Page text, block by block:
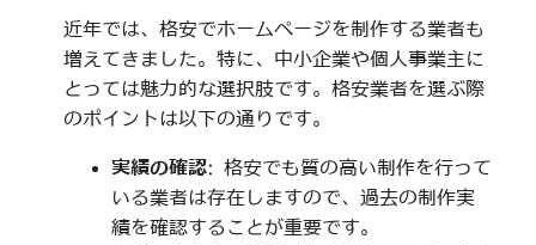
近年では、格安でホームページを制作する業者も
増えてきました。特に、中小企業や個人事業主に
とっては魅力的な選択肢です。格安業者を選ぶ際
のポイントは以下の通りです。
実績の確認: 格安でも質の高い制作を行って
いる業者は存在しますので、過去の制作実
績を確認することが重要です。